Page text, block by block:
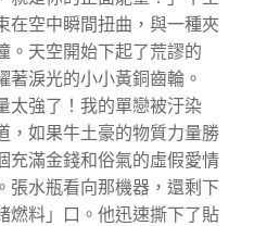
在空中瞬間扭曲，與一種夾
。天空開始下起了荒謬的
著淚光的小小黃銅齒輪。
太強了！我的單戀被汙染
，如果牛土豪的物質力量勝
充滿金錢和俗氣的虛假愛情
張水瓶看向那機器，還剩下
燃料」口。他迅速撕下了貼